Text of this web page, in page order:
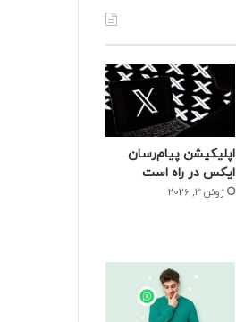
اپلیکیشن پیام‌رسان
ایکس در راه است
ژوئن 3, 2026